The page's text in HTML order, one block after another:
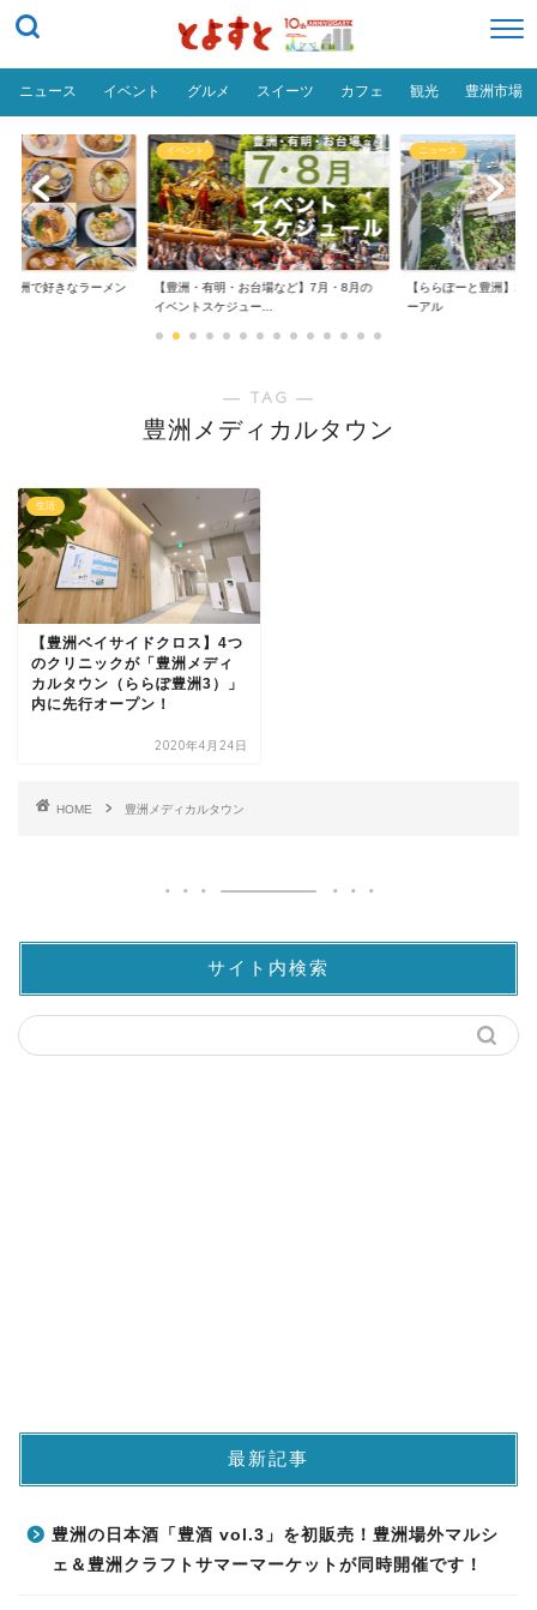
ニュース イベント グルメ スイーツ カフェ 観光 豊洲市場
豊洲で好きなラーメン
イベント
【豊洲・有明・お台場など】7月・8月の
イベントスケジュー...
ニュース
【ららぽーと豊洲】
ーアル
― TAG ―
豊洲メディカルタウン
生活
【豊洲ベイサイドクロス】4つ
のクリニックが「豊洲メディ
カルタウン（ららぽ豊洲3）」
内に先行オープン！
2020年4月24日
HOME 豊洲メディカルタウン
サイト内検索
最新記事
豊洲の日本酒「豊酒 vol.3」を初販売！豊洲場外マルシ
ェ＆豊洲クラフトサマーマーケットが同時開催です！